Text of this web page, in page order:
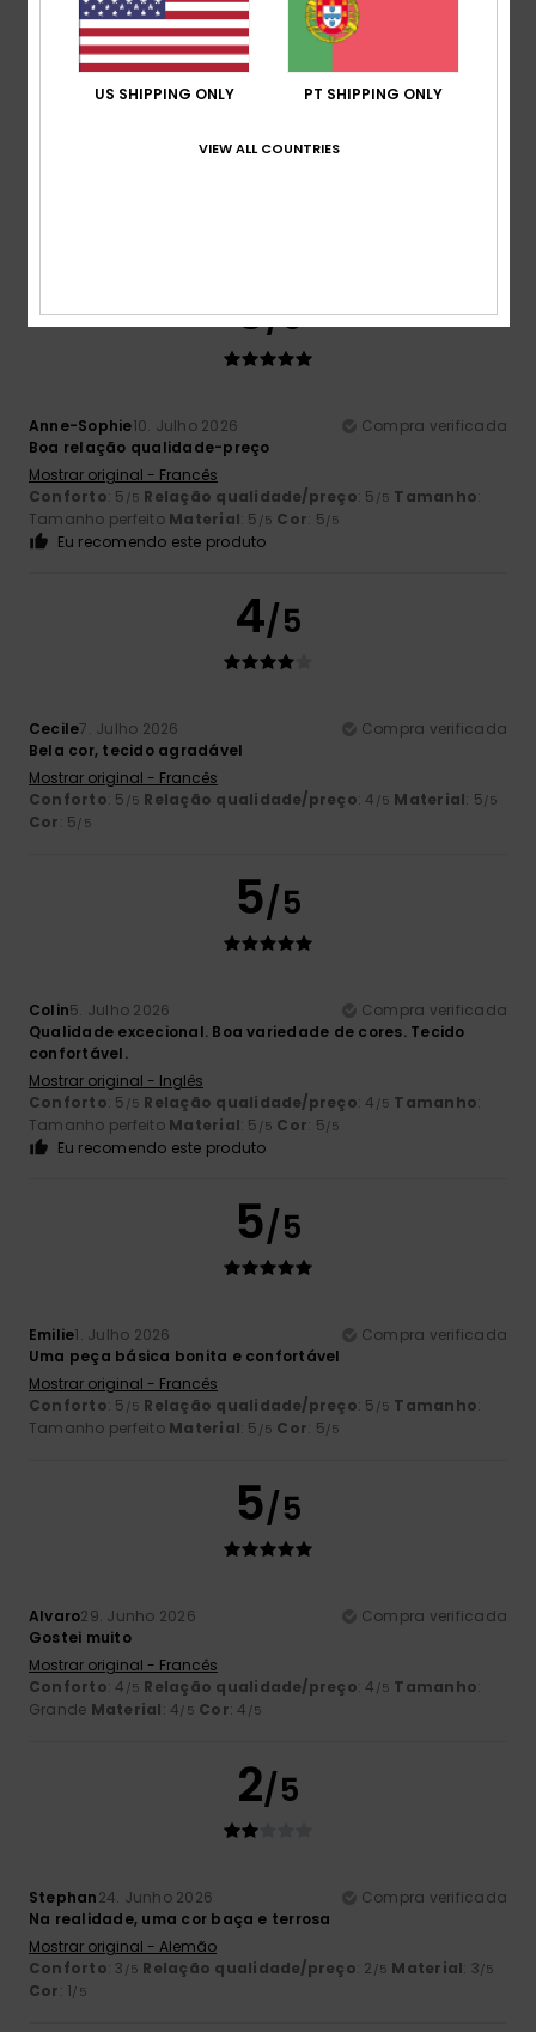
Produtos de qualidade constante
5/5
Anne-Sophie10. Julho 2026
Compra verificada
Boa relação qualidade-preço
Mostrar original - Francês
Conforto: 5 /5 Relação qualidade/preço: 5 /5 Tamanho:
Tamanho perfeito Material: 5 /5 Cor: 5/5
Eu recomendo este produto
4/5
Cecile7. Julho 2026
Compra verificada
Bela cor, tecido agradável
Mostrar original - Francês
Conforto: 5 /5 Relação qualidade/preço: 4 /5 Material: 5/5
Cor: 5/5
5/5
Colin5. Julho 2026
Compra verificada
Qualidade excecional. Boa variedade de cores. Tecido
confortável.
Mostrar original - Inglês
Conforto: 5 /5 Relação qualidade/preço: 4 /5 Tamanho:
Tamanho perfeito Material: 5 /5 Cor: 5/5
Eu recomendo este produto
5/5
Emilie1. Julho 2026
Compra verificada
Uma peça básica bonita e confortável
Mostrar original - Francês
Conforto: 5 /5 Relação qualidade/preço: 5 /5 Tamanho:
Tamanho perfeito Material: 5 /5 Cor: 5/5
5/5
Alvaro29. Junho 2026
Compra verificada
Gostei muito
Mostrar original - Francês
Conforto: 4 /5 Relação qualidade/preço: 4 /5 Tamanho:
Grande Material: 4/5 Cor: 4 /5
2/5
Stephan24. Junho 2026
Compra verificada
Na realidade, uma cor baça e terrosa
Mostrar original - Alemão
Conforto: 3 /5 Relação qualidade/preço: 2 /5 Material: 3/5
Cor: 1/5
US SHIPPING ONLY PT SHIPPING ONLY
VIEW ALL COUNTRIES